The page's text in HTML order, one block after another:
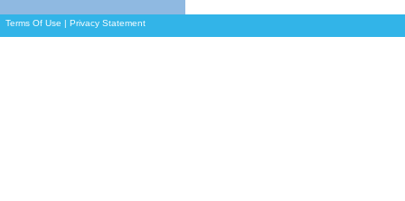
Terms Of Use | Privacy Statement